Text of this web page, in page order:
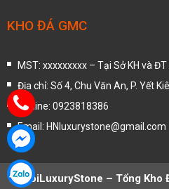
KHO ĐÁ GMC
MST: xxxxxxxxx – Tại Sở KH và ĐT
Địa chỉ: Số 4, Chu Văn An, P. Yết
Hotline: 0923818386
Email: HNluxurystone@gmail.com
HaNoiLuxuryStone – Tổng Kho